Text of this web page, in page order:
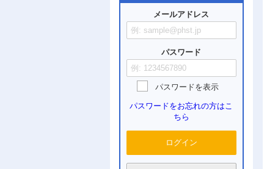
メールアドレス
パスワード
パスワードを表示
パスワードをお忘れの方はこ
ちら
ログイン